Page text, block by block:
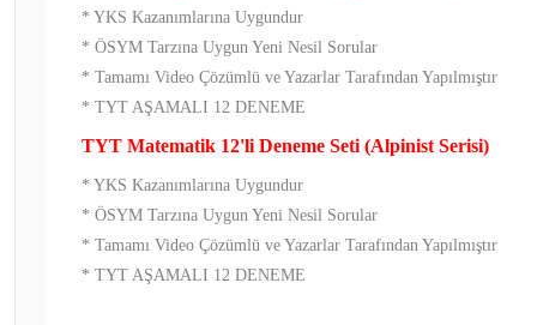
* YKS Kazanımlarına Uygundur
* ÖSYM Tarzına Uygun Yeni Nesil Sorular
* Tamamı Video Çözümlü ve Yazarlar Tarafından Yapılmıştır
* TYT AŞAMALI 12 DENEME
TYT Matematik 12'li Deneme Seti (Alpinist Serisi)
* YKS Kazanımlarına Uygundur
* ÖSYM Tarzına Uygun Yeni Nesil Sorular
* Tamamı Video Çözümlü ve Yazarlar Tarafından Yapılmıştır
* TYT AŞAMALI 12 DENEME